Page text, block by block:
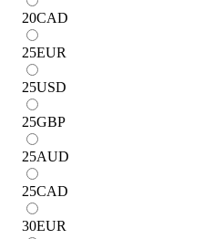
20CAD
25EUR
25USD
25GBP
25AUD
25CAD
30EUR